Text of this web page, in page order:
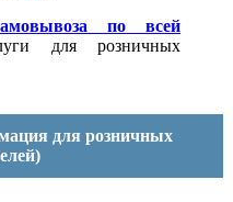
по всей
для розничных
для розничных